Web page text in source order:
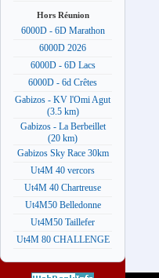
Hors Réunion
6000D - 6D Marathon
6000D 2026
6000D - 6D Lacs
6000D - 6d Crêtes
Gabizos - KV l'Omi Agut
(3.5 km)
Gabizos - La Berbeillet
(20 km)
Gabizos Sky Race 30km
Ut4M 40 vercors
Ut4M 40 Chartreuse
Ut4M50 Belledonne
Ut4M50 Taillefer
Ut4M 80 CHALLENGE